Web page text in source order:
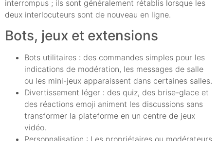
interrompus ; ils sont généralement rétablis lorsque les
deux interlocuteurs sont de nouveau en ligne.
Bots, jeux et extensions
Bots utilitaires : des commandes simples pour les
indications de modération, les messages de salle
ou les mini-jeux apparaissent dans certaines salles.
Divertissement léger : des quiz, des brise-glace et
des réactions emoji animent les discussions sans
transformer la plateforme en un centre de jeux
vidéo.
Personnalisation : Les propriétaires ou modérateurs